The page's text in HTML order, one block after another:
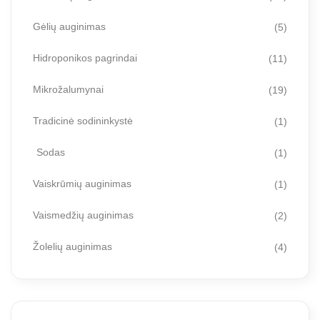
Gėlių auginimas (5)
Hidroponikos pagrindai (11)
Mikrožalumynai (19)
Tradicinė sodininkystė (1)
Sodas (1)
Vaiskrūmių auginimas (1)
Vaismedžių auginimas (2)
Žolelių auginimas (4)